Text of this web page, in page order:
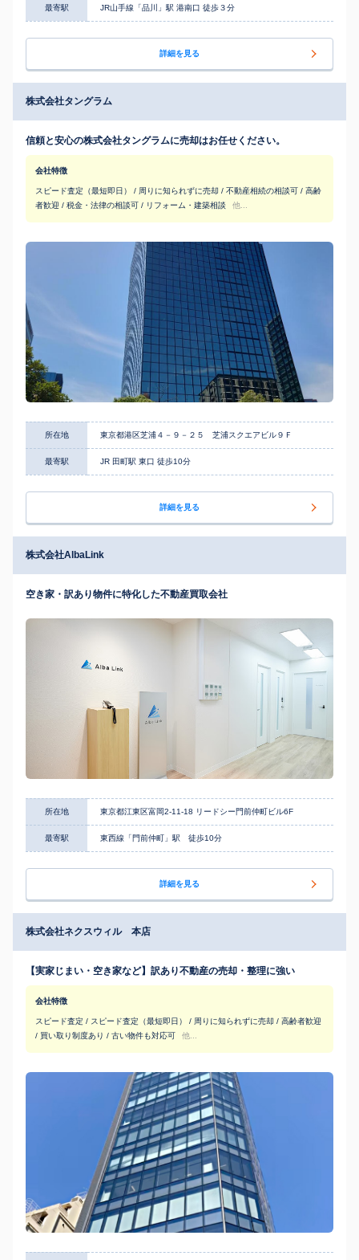
最寄駅 JR山手線「品川」駅 港南口 徒歩３分
詳細を見る
株式会社タングラム
信頼と安心の株式会社タングラムに売却はお任せください。
会社特徴
スピード査定（最短即日） / 周りに知られずに売却 / 不動産相続の相談可 / 高齢
者歓迎 / 税金・法律の相談可 / リフォーム・建築相談
他...
所在地 東京都港区芝浦４－９－２５ 芝浦スクエアビル９Ｆ
最寄駅 JR 田町駅 東口 徒歩10分
詳細を見る
株式会社AlbaLink
空き家・訳あり物件に特化した不動産買取会社
所在地 東京都江東区富岡2-11-18 リードシー門前仲町ビル6F
最寄駅 東西線「門前仲町」駅 徒歩10分
詳細を見る
株式会社ネクスウィル 本店
【実家じまい・空き家など】訳あり不動産の売却・整理に強い
会社特徴
スピード査定 / スピード査定（最短即日） / 周りに知られずに売却 / 高齢者歓迎
/ 買い取り制度あり / 古い物件も対応可
他...